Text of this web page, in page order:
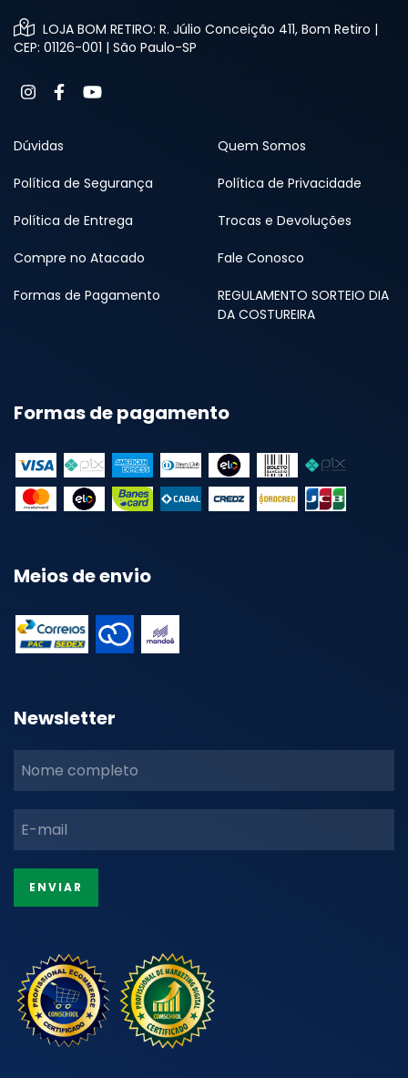
LOJA BOM RETIRO: R. Júlio Conceição 411, Bom Retiro |
CEP: 01126-001 | São Paulo-SP
Dúvidas Quem Somos
Política de Segurança Política de Privacidade
Política de Entrega Trocas e Devoluções
Compre no Atacado Fale Conosco
Formas de Pagamento
REGULAMENTO SORTEIO DIA
DA COSTUREIRA
Formas de pagamento
Meios de envio
Newsletter